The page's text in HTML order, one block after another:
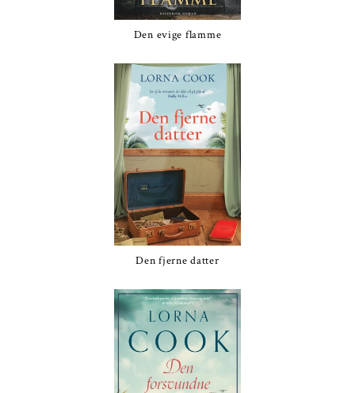
Den evige flamme
Den fjerne datter